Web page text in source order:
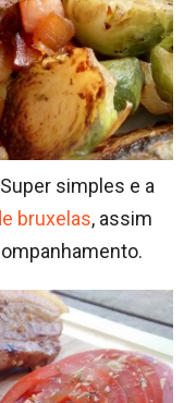
simples e a
bruxelas, assim